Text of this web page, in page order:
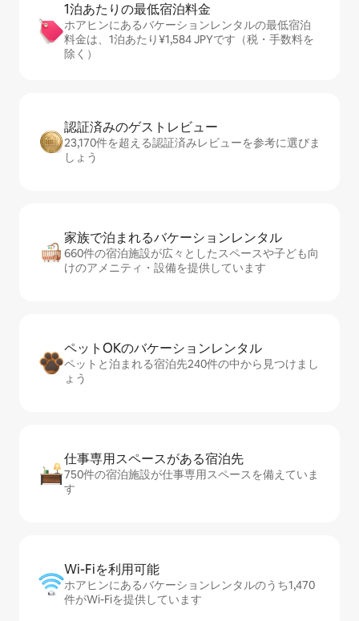
1泊あたりの最⁠低⁠宿⁠泊⁠料⁠金
ホアヒンにあるバケーションレンタルの最低宿泊
料金は、1泊あたり¥1,584 JPYです（税・手数料を
除く）
認証済みのゲ⁠ス⁠ト⁠レ⁠ビ⁠ュ⁠ー
23,170件を超える認証済みレビューを参考に選びま
しょう
家族で泊まれるバ⁠ケ⁠ー⁠シ⁠ョ⁠ンレ⁠ン⁠タ⁠ル
660件の宿泊施設が広々としたスペースや子ども向
けのアメニティ・設備を提供しています
ペットOKのバ⁠ケ⁠ー⁠シ⁠ョ⁠ンレ⁠ン⁠タ⁠ル
ペットと泊まれる宿泊先240件の中から見つけまし
ょう
仕事専用ス⁠ペ⁠ー⁠スがあ⁠る宿⁠泊⁠先
750件の宿泊施設が仕事専用スペースを備えていま
す
Wi-Fiを利⁠用⁠可⁠能
ホアヒンにあるバケーションレンタルのうち1,470
件がWi-Fiを提供しています